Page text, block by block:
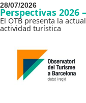
28/07/2026
Perspectivas 2026
El OTB presenta la
actividad turística